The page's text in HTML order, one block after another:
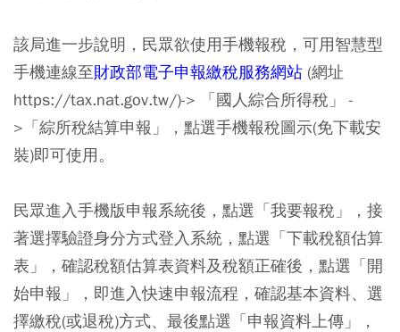
該局進一步說明，民眾欲使用手機報稅，可用智慧型
手機連線至財政部電子申報繳稅服務網站 (網址
https://tax.nat.gov.tw/)-> 「國人綜合所得稅」 -
>「綜所稅結算申報」，點選手機報稅圖示(免下載安
裝)即可使用。
民眾進入手機版申報系統後，點選「我要報稅」，接
著選擇驗證身分方式登入系統，點選「下載稅額估算
表」，確認稅額估算表資料及稅額正確後，點選「開
始申報」，即進入快速申報流程，確認基本資料、選
擇繳稅(或退稅)方式、最後點選「申報資料上傳」，